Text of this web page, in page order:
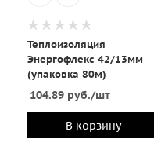
Теплоизоляция
Энергофлекс 42/13мм
(упаковка 80м)
104.89 руб./шт
В корзину